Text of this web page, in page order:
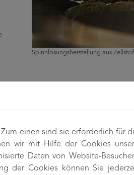
Spinnlösungsherstellung aus
ICP-OES)
einen sind sie erforderlich für
wir mit Hilfe der Cookies
Daten von Website-
der Cookies können Sie